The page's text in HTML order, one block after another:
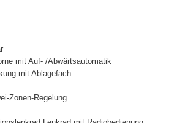
mit Auf- /Abwärtsautomatik
mit Ablagefach
Zonen-Regelung